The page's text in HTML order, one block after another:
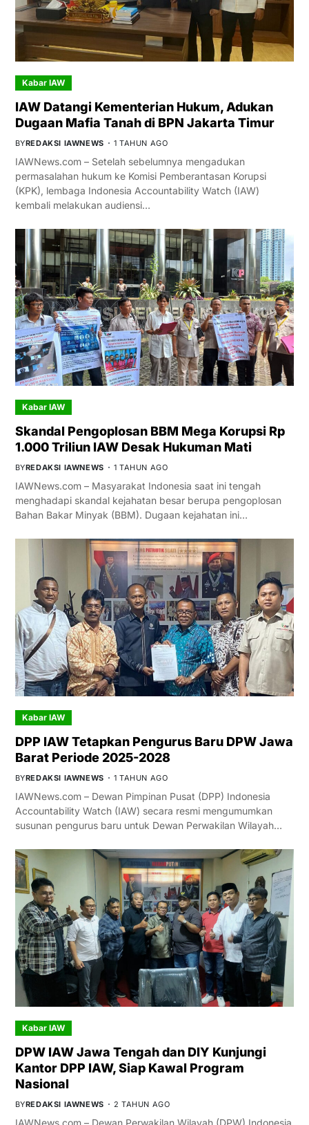
Kabar IAW
IAW Datangi Kementerian Hukum, Adukan
Dugaan Mafia Tanah di BPN Jakarta Timur
BYREDAKSI IAWNEWS 1 TAHUN AGO
IAWNews.com – Setelah sebelumnya mengadukan
permasalahan hukum ke Komisi Pemberantasan Korupsi
(KPK), lembaga Indonesia Accountability Watch (IAW)
kembali melakukan audiensi…
Kabar IAW
Skandal Pengoplosan BBM Mega Korupsi Rp
1.000 Triliun IAW Desak Hukuman Mati
BYREDAKSI IAWNEWS 1 TAHUN AGO
IAWNews.com – Masyarakat Indonesia saat ini tengah
menghadapi skandal kejahatan besar berupa pengoplosan
Bahan Bakar Minyak (BBM). Dugaan kejahatan ini…
Kabar IAW
DPP IAW Tetapkan Pengurus Baru DPW Jawa
Barat Periode 2025-2028
BYREDAKSI IAWNEWS 1 TAHUN AGO
IAWNews.com – Dewan Pimpinan Pusat (DPP) Indonesia
Accountability Watch (IAW) secara resmi mengumumkan
susunan pengurus baru untuk Dewan Perwakilan Wilayah…
Kabar IAW
DPW IAW Jawa Tengah dan DIY Kunjungi
Kantor DPP IAW, Siap Kawal Program
Nasional
BYREDAKSI IAWNEWS 2 TAHUN AGO
IAWNews.com – Dewan Perwakilan Wilayah (DPW) Indonesia